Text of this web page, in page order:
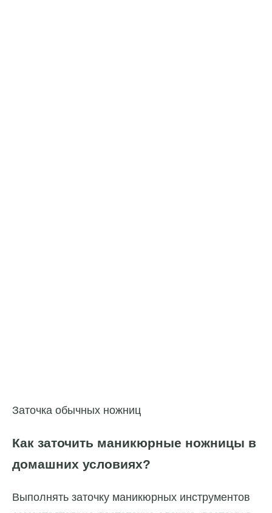
Заточка обычных ножниц
Как заточить маникюрные ножницы в
домашних условиях?
Выполнять заточку маникюрных инструментов